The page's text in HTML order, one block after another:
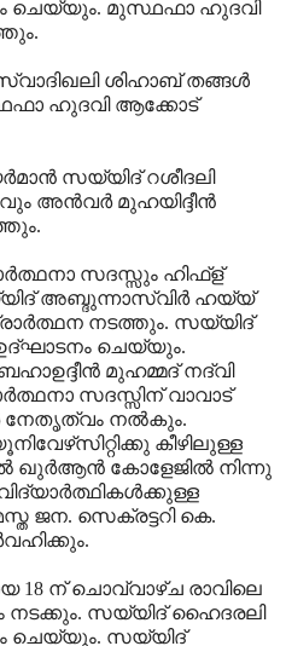
ചെയ്യും. മുസ്ഥഫാ ഹുദവി
ശിഹാബ് തങ്ങള്‍
ഹുദവി ആക്കോട്
സയ്യിദ് റശീദലി
അന്‍വര്‍ മുഹയിദ്ദീന്‍
സദസ്സും ഹിഫ്‌ള്
അബ്ദുന്നാസ്വിര്‍ ഹയ്യ്
നടത്തും. സയ്യിദ്
ചെയ്യും.
മുഹമ്മദ് നദ്‌വി
സദസ്സിന് വാവാട്
നേതൃത്വം നല്‍കും.
കീഴിലുള്ള
ഖുര്‍ആന്‍ കോളേജില്‍ നിന്നു
ജന. സെക്രട്ടറി കെ.
18 ന് ചൊവ്വാഴ്ച രാവിലെ
നടക്കും. സയ്യിദ് ഹൈദരലി
ചെയ്യും. സയ്യിദ്